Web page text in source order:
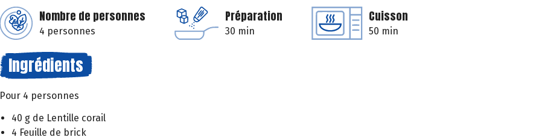
Nombre de personnes
4 personnes
Préparation
30 min
Cuisson
50 min
Ingrédients
Pour 4 personnes
40 g de Lentille corail
4 Feuille de brick